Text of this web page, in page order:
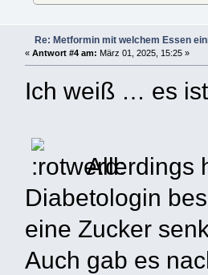
Re: Metformin mit welchem Essen
« Antwort #4 am: März 01, 2025, 15:25 »
Ich weiß … es
Allerdings
Diabetologin
eine Zucker
Auch gab es